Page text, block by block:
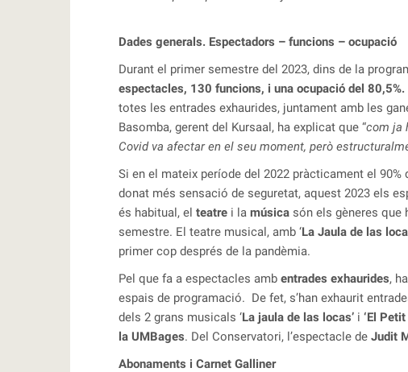
Dades generals. Espectadors – funcions – ocupació
Durant el primer semestre del 2023, dins de la
espectacles, 130 funcions, i una ocupació del 80,5%.
totes les entrades exhaurides, juntament amb les
Basomba, gerent del Kursaal, ha explicat que “com ja
Covid va afectar en el seu moment, però
Si en el mateix període del 2022 pràcticament el
donat més sensació de seguretat, aquest 2023 els
és habitual, el teatre i la música són els gèneres que
semestre. El teatre musical, amb ‘La Jaula de las
primer cop després de la pandèmia.
Pel que fa a espectacles amb entrades exhaurides,
espais de programació. De fet, s’han exhaurit
dels 2 grans musicals ‘La jaula de las locas’ i ‘El
la UMBages. Del Conservatori, l’espectacle de Judit
Abonaments i Carnet Galliner